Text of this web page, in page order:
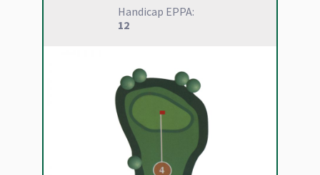
Handicap EPPA:
12